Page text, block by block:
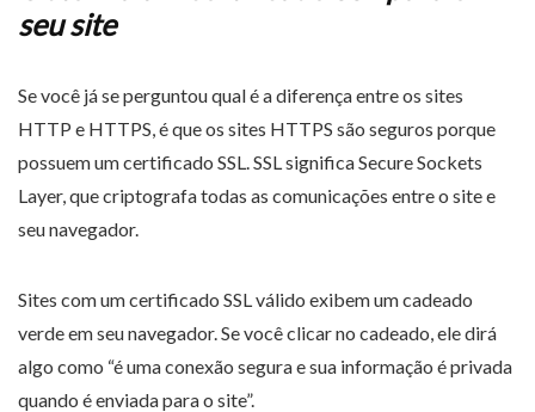
seu site
Se você já se perguntou qual é a diferença entre os sites
HTTP e HTTPS, é que os sites HTTPS são seguros porque
possuem um certificado SSL. SSL significa Secure Sockets
Layer, que criptografa todas as comunicações entre o site e
seu navegador.
Sites com um certificado SSL válido exibem um cadeado
verde em seu navegador. Se você clicar no cadeado, ele dirá
algo como “é uma conexão segura e sua informação é privada
quando é enviada para o site”.